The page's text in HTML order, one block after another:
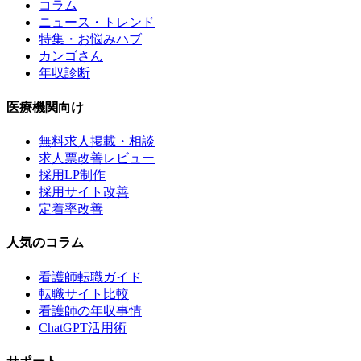
コラム
ニュース・トレンド
特集・お悩みハブ
カンゴさん
年収診断
医療機関向け
無料求人掲載・相談
求人票改善レビュー
採用LP制作
採用サイト改善
定着率改善
人気のコラム
看護師転職ガイド
転職サイト比較
看護師の年収事情
ChatGPT活用術